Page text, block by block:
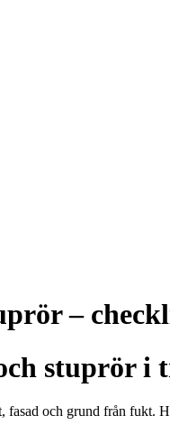
–
stuprör i
fasad och grund från